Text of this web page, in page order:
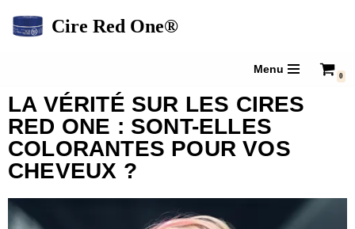
Cire Red One®
Menu
0
LA VÉRITÉ SUR LES CIRES
RED ONE : SONT-ELLES
COLORANTES POUR VOS
CHEVEUX ?